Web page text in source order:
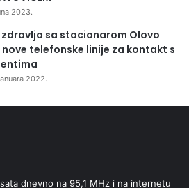
2023.
zdravlja sa stacionarom Olovo
nove telefonske linije za kontakt s
2022.
dnevno na 95,1 MHz i na internetu